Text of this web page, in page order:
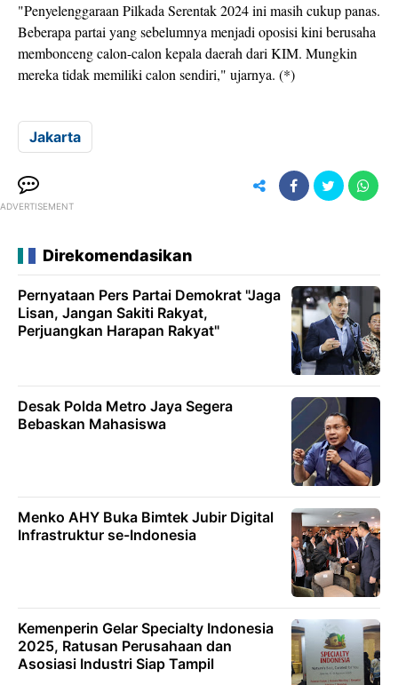
"Penyelenggaraan Pilkada Serentak 2024 ini masih cukup panas.
Beberapa partai yang sebelumnya menjadi oposisi kini berusaha
membonceng calon-calon kepala daerah dari KIM. Mungkin
mereka tidak memiliki calon sendiri," ujarnya. (*)
Jakarta
ADVERTISEMENT
Direkomendasikan
Pernyataan Pers Partai Demokrat "Jaga
Lisan, Jangan Sakiti Rakyat,
Perjuangkan Harapan Rakyat"
Desak Polda Metro Jaya Segera
Bebaskan Mahasiswa
Menko AHY Buka Bimtek Jubir Digital
Infrastruktur se-Indonesia
Kemenperin Gelar Specialty Indonesia
2025, Ratusan Perusahaan dan
Asosiasi Industri Siap Tampil